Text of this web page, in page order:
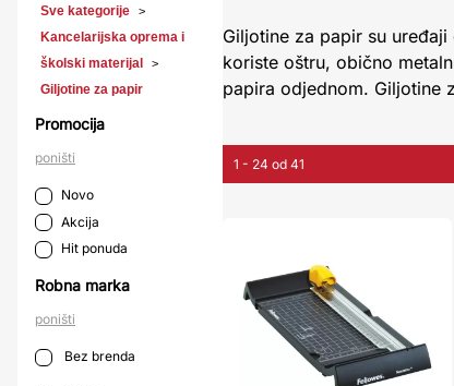
Sve kategorije >
Kancelarijska oprema i
školski materijal
>
Giljotine za papir
Promocija
poništi
Novo
Akcija
Hit ponuda
Robna marka
poništi
Bez brenda
Giljotine za papir su
koriste oštru, obično
papira odjednom. Giljotine
1 - 24 od 41